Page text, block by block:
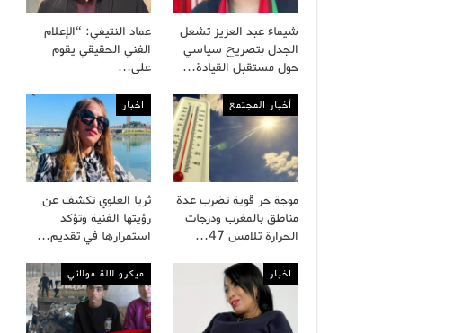
شيماء عبد العزيز تشعل
الجدل بتصريح سياسي
حول مستقبل القيادة…
عماد النتيفي: “الإعلام
الفني الحقيقي يقوم
على…
أخبار المجتمع
موجة حر قوية تضرب عدة
مناطق بالمغرب ودرجات
الحرارة تلامس 47…
اخبار
ثريا العلوي تكشف عن
رؤيتها الفنية وتؤكد
استمرارها في تقديم…
اخبار ميكرو لالة مولاتي